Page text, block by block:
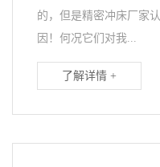
的，但是精密冲床厂家
因！何况它们对我...
了解详情 +